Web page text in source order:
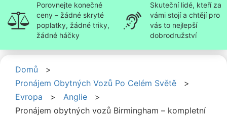
Porovnejte konečné
ceny – žádné skryté
poplatky, žádné triky,
žádné háčky
Skuteční lidé, kteří za
vámi stojí a chtějí pro
vás to nejlepší
dobrodružství
Domů
>
Pronájem Obytných Vozů Po Celém Světě
>
Evropa
> Anglie
>
Pronájem obytných vozů Birmingham – kompletní